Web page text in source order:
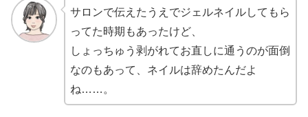
サロンで伝えたうえでジェルネイルしてもら
ってた時期もあったけど、
しょっちゅう剥がれてお直しに通うのが面倒
なのもあって、ネイルは辞めたんだよ
ね……。